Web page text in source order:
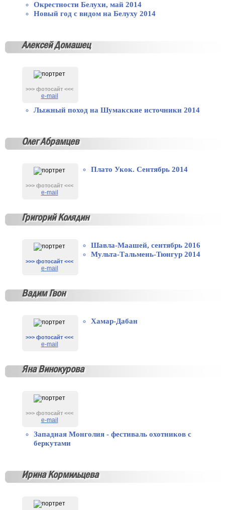
Окрестности Белухи, май 2014
Новый год с видом на Белуху 2014
Алексей Домашец
>>> фотосайт <<<
e-mail
Лыжный поход на Шумакские источники 2014
Олег Абрамцев
>>> фотосайт <<<
e-mail
Плато Укок. Сентябрь 2014
Григорий Колядин
>>> фотосайт <<<
e-mail
Шавла-Маашей, сентябрь 2016
Мульта-Тальмень-Тюнгур 2014
Вадим Гвон
>>> фотосайт <<<
e-mail
Хамар-Дабан
Яна Винокурова
>>> фотосайт <<<
e-mail
Западная Монголия - фестиваль охотников с
беркутами
Ирина Кормильцева